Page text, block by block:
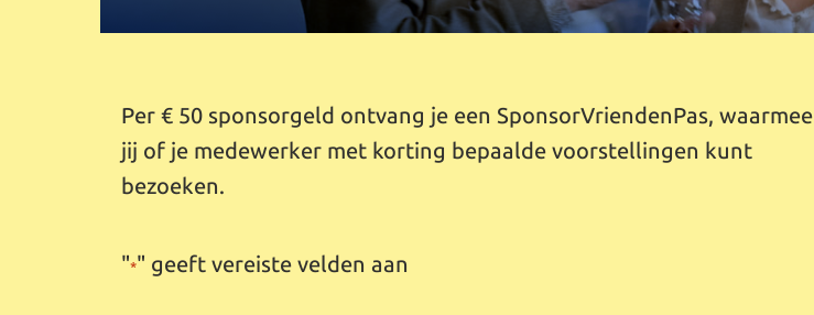
Per € 50 sponsorgeld ontvang je een SponsorVriendenPas, waarmee
jij of je medewerker met korting bepaalde voorstellingen kunt
bezoeken.
"*" geeft vereiste velden aan